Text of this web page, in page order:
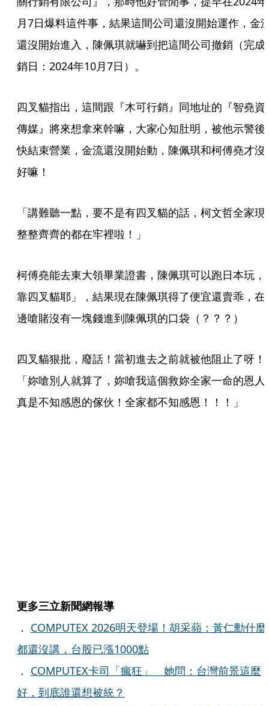
月7日爆料這件事，結果這間公司還沒開始運作，金
還沒開始進入，陳佩琪就嚇到把這間公司撤銷（完成
銷日：2024年10月7日）。
四叉貓指出，這間跟『木可行銷』同地址的『智堯資
傳媒』將來想拿來幹嘛，大家心知肚明，被他示警後
快結束營業，金流還沒開始動，陳佩琪和柯傅堯才沒
好嘛！
「講難聽一點，要不是有四叉貓的話，柯文哲全家現
整整齊齊的都在牢裡啦！」
柯傅堯能去東大領畢業證書，陳佩琪可以跑日本玩，
靠四叉貓耶」，結果現在陳佩琪得了便宜還賣乖，在
邊嗆賭沒有一塊錢進到陳佩琪的口袋（？？？）
四叉貓狠批，廢話！當初進去之前就被他阻止了呀！
「妳嗆別人就算了，妳嗆我這個救妳全家一命的恩人
真是不知感恩的傢伙！全家都不知感恩！！！」
更多三立新聞網報導
． COMPUTEX 2026明天登場！胡采蘋：黃仁勳什麼
都還沒講，台股已漲1000點
． COMPUTEX卡司「瘋狂」 她問：台灣前景這麼
好，到底誰還想被統？